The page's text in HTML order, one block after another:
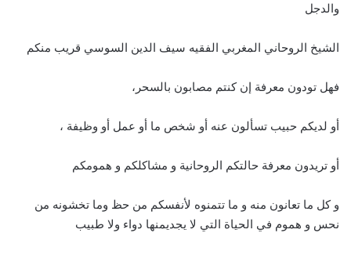
والدجل
الشيخ الروحاني المغربي الفقيه سيف الدين السوسي قريب منكم
فهل تودون معرفة إن كنتم مصابون بالسحر،
أو لديكم حبيب تسألون عنه أو شخص ما أو عمل أو وظيفة ،
أو تريدون معرفة حالتكم الروحانية و مشاكلكم و همومكم
و كل ما تعانون منه و ما تتمنوه لأنفسكم من حظ وما تخشونه من
نحس و هموم في الحياة التي لا يجديمنها دواء ولا طبيب